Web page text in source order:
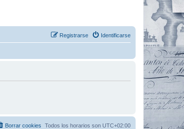
Identificarse
Registrarse
Todos los horarios son UTC+02:00
Borrar cookies